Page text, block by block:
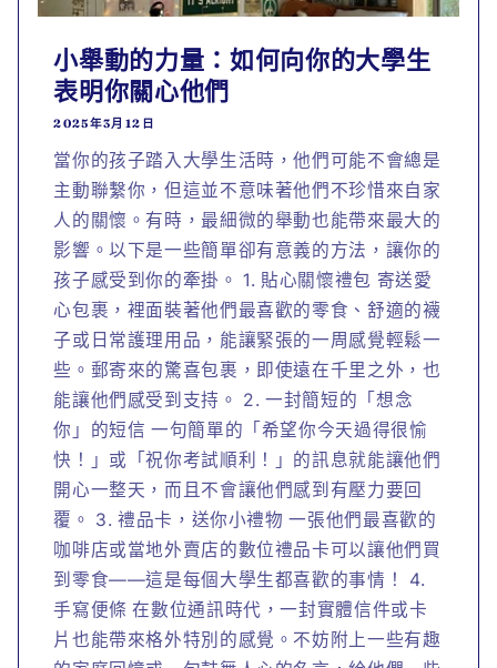
小舉動的力量：如何向你的大學生
表明你關心他們
2025年3月12日
當你的孩子踏入大學生活時，他們可能不會總是
主動聯繫你，但這並不意味著他們不珍惜來自家
人的關懷。有時，最細微的舉動也能帶來最大的
影響。以下是一些簡單卻有意義的方法，讓你的
孩子感受到你的牽掛。 1. 貼心關懷禮包 寄送愛
心包裹，裡面裝著他們最喜歡的零食、舒適的襪
子或日常護理用品，能讓緊張的一周感覺輕鬆一
些。郵寄來的驚喜包裹，即使遠在千里之外，也
能讓他們感受到支持。 2. 一封簡短的「想念
你」的短信 一句簡單的「希望你今天過得很愉
快！」或「祝你考試順利！」的訊息就能讓他們
開心一整天，而且不會讓他們感到有壓力要回
覆。 3. 禮品卡，送你小禮物 一張他們最喜歡的
咖啡店或當地外賣店的數位禮品卡可以讓他們買
到零食——這是每個大學生都喜歡的事情！ 4.
手寫便條 在數位通訊時代，一封實體信件或卡
片也能帶來格外特別的感覺。不妨附上一些有趣